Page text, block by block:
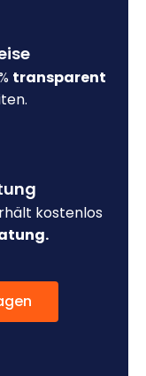
transparent
kostenlos